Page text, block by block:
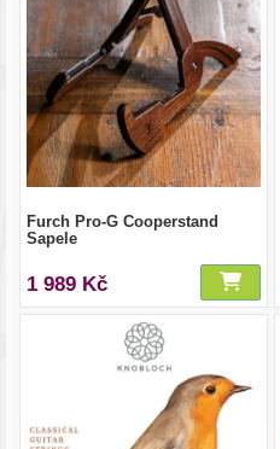
Furch Pro-G Cooperstand
Sapele
1 989 Kč